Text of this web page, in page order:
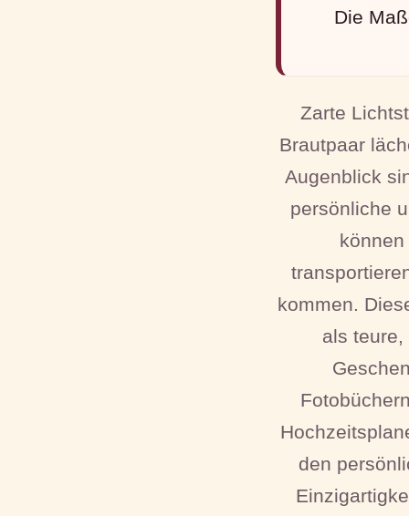
Die
Zarte
Brautpaar
Augenblick
persönliche
kommen.
als
den